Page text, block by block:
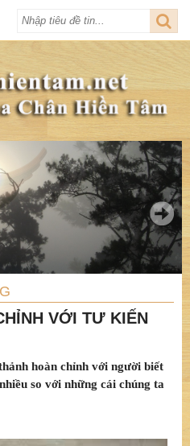
VỚI TƯ KIẾN
hoàn chỉnh với người biết
so với những cái chúng ta